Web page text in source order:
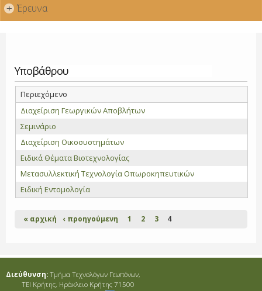
+ Έρευνα
Υποβάθρου
Περιεχόμενο
Διαχείριση Γεωργικών Αποβλήτων
Σεμινάριο
Διαχείριση Οικοσυστημάτων
Ειδικά Θέματα Βιοτεχνολογίας
Μετασυλλεκτική Τεχνολογία Οπωροκηπευτικών
Ειδική Εντομολογία
Σελίδες
« αρχική ‹ προηγούμενη 1 2 3 4
Διεύθυνση:Τμήμα Τεχνολόγων Γεωπόνων,
ΤΕΙ Κρήτης, Ηράκλειο Κρήτης 71500